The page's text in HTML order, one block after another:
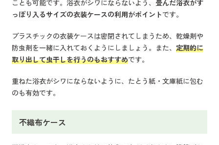
ことも可能です。浴衣がシワにならないよう、 畳んだ浴衣がす
っぽり入るサイズの衣装ケースの利用がポイントです。
プラスチックの衣装ケースは密閉されてしまうため、乾燥剤や
防虫剤を一緒に入れておくようにしましょう。また、 定期的に
取り出して虫干しを行うのもおすすめです。
重ねた浴衣がシワにならないように、たとう紙・文庫紙に包む
のも有効です。
不織布ケース